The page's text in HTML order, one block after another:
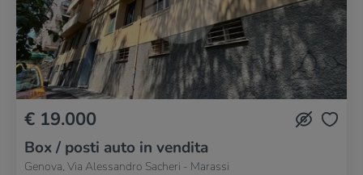
€ 19.000
Box / posti auto in vendita
Genova, Via Alessandro Sacheri - Marassi